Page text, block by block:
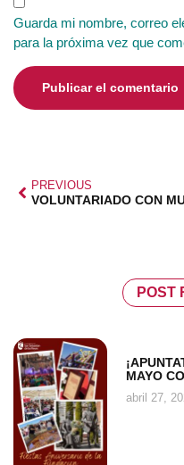
Guarda mi nombre, correo
para la próxima vez que
PREVIOUS
POST
MAYO
abril 27,